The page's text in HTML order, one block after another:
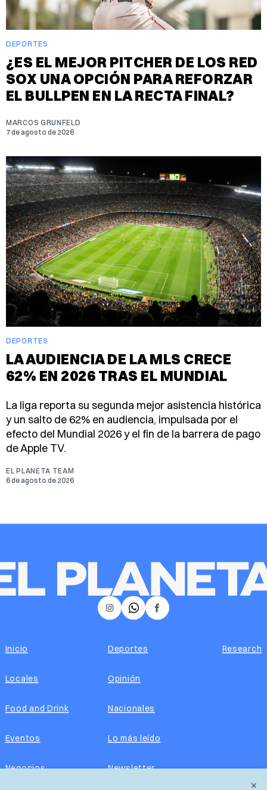
DEPORTES
¿ES EL MEJOR PITCHER DE LOS RED
SOX UNA OPCIÓN PARA REFORZAR
EL BULLPEN EN LA RECTA FINAL?
MARCOS GRUNFELD
7 de agosto de 2026
DEPORTES
LA AUDIENCIA DE LA MLS CRECE
62% EN 2026 TRAS EL MUNDIAL
La liga reporta su segunda mejor asistencia histórica
y un salto de 62% en audiencia, impulsada por el
efecto del Mundial 2026 y el fin de la barrera de pago
de Apple TV.
EL PLANETA TEAM
6 de agosto de 2026
×
𝕏 Facebook
Instagram
Inicio
Locales
Food and Drink
Eventos
Negocios
Deportes
Opinión
Nacionales
Lo más leído
Newsletter
Research